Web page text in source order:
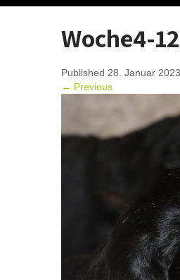
Woche4-12
Published 28. Januar
← Previous